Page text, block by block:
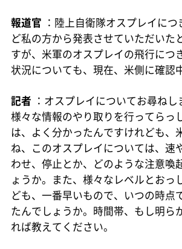
報道官 ：陸上自衛隊オスプレイに
ど私の方から発表させていただいた
すが、米軍のオスプレイの飛行につ
状況についても、現在、米側に確認
記者 ：オスプレイについてお尋ね
様々な情報のやり取りを行ってらっ
は、よく分かったんですけれども、
ね、このオスプレイについては、速
わせ、停止とか、どのような注意喚
ょうか。また、様々なレベルとおっ
ども、一番早いもので、いつの時点
たんでしょうか。時間帯、もし明ら
れば教えてください。